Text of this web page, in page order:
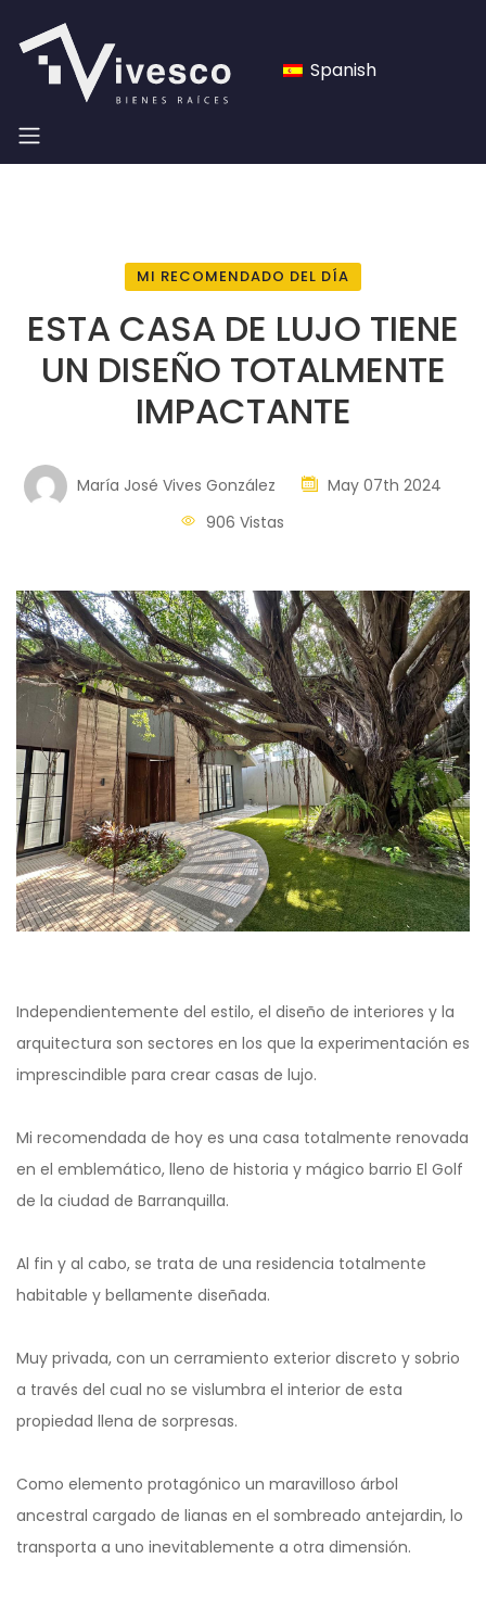
Spanish
MI RECOMENDADO DEL DÍA
ESTA CASA DE LUJO TIENE
UN DISEÑO TOTALMENTE
IMPACTANTE
María José Vives González
May 07th 2024
906 Vistas
Independientemente del estilo, el diseño de interiores y la
arquitectura son sectores en los que la experimentación es
imprescindible para crear casas de lujo.
Mi recomendada de hoy es una casa totalmente renovada
en el emblemático, lleno de historia y mágico barrio El Golf
de la ciudad de Barranquilla.
Al fin y al cabo, se trata de una residencia totalmente
habitable y bellamente diseñada.
Muy privada, con un cerramiento exterior discreto y sobrio
a través del cual no se vislumbra el interior de esta
propiedad llena de sorpresas.
Como elemento protagónico un maravilloso árbol
ancestral cargado de lianas en el sombreado antejardin, lo
transporta a uno inevitablemente a otra dimensión.